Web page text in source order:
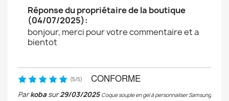
Réponse du propriétaire de la boutique
(04/07/2025):
bonjour, merci pour votre commentaire et a
bientot
(5/5) CONFORME
Parkobasur29/03/2025 Coque souple en gel à personnaliser Samsung